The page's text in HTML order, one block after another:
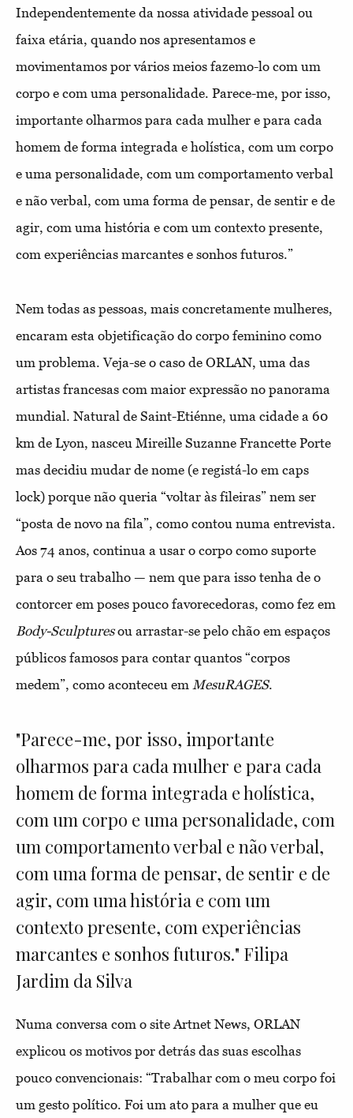
Independentemente da nossa atividade pessoal ou
faixa etária, quando nos apresentamos e
movimentamos por vários meios fazemo-lo com um
corpo e com uma personalidade. Parece-me, por isso,
importante olharmos para cada mulher e para cada
homem de forma integrada e holística, com um corpo
e uma personalidade, com um comportamento verbal
e não verbal, com uma forma de pensar, de sentir e de
agir, com uma história e com um contexto presente,
com experiências marcantes e sonhos futuros.”
Nem todas as pessoas, mais concretamente mulheres,
encaram esta objetificação do corpo feminino como
um problema. Veja-se o caso de ORLAN, uma das
artistas francesas com maior expressão no panorama
mundial. Natural de Saint-Etiénne, uma cidade a 60
km de Lyon, nasceu Mireille Suzanne Francette Porte
mas decidiu mudar de nome (e registá-lo em caps
lock) porque não queria “voltar às fileiras” nem ser
“posta de novo na fila”, como contou numa entrevista.
Aos 74 anos, continua a usar o corpo como suporte
para o seu trabalho — nem que para isso tenha de o
contorcer em poses pouco favorecedoras, como fez em
Body-Sculpturesou arrastar-se pelo chão em espaços
públicos famosos para contar quantos “corpos
medem”, como aconteceu em MesuRAGES.
"Parece-me, por isso, importante
olharmos para cada mulher e para cada
homem de forma integrada e holística,
com um corpo e uma personalidade, com
um comportamento verbal e não verbal,
com uma forma de pensar, de sentir e de
agir, com uma história e com um
contexto presente, com experiências
marcantes e sonhos futuros." Filipa
Jardim da Silva
Numa conversa com o site Artnet News, ORLAN
explicou os motivos por detrás das suas escolhas
pouco convencionais: “Trabalhar com o meu corpo foi
um gesto político. Foi um ato para a mulher que eu